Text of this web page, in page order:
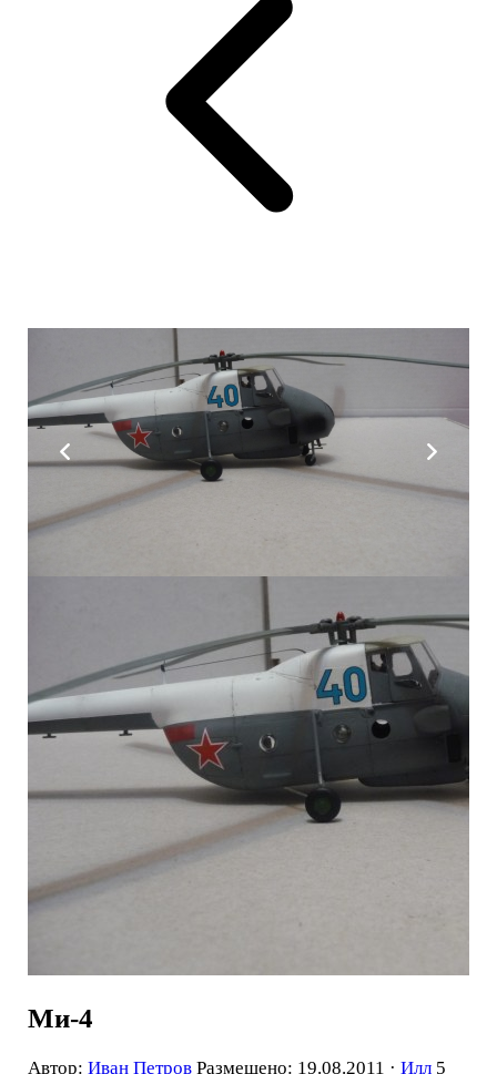
Ми-4
Автор: Иван Петров Размещено: 19.08.2011 · Илл 5